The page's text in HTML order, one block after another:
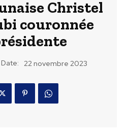
Christel
couronnée
Date: 22 novembre 2023